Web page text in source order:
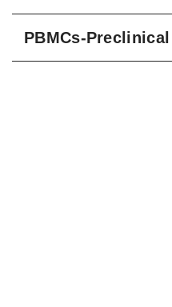
PBMCs-Preclinical